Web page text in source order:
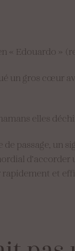
« Edouardo »
gros cœur
elles
passage, un
et